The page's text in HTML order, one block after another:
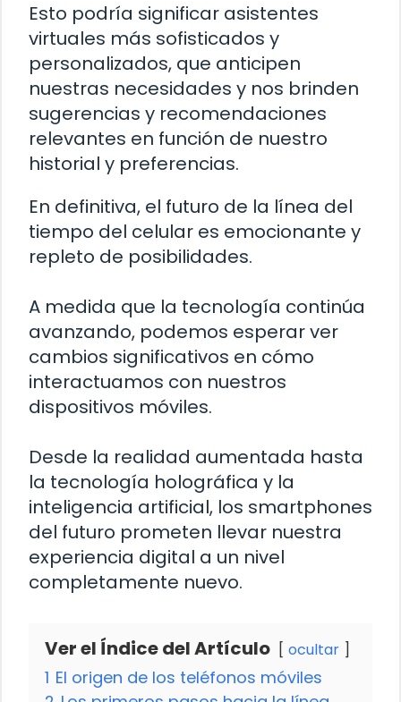
Esto podría significar asistentes
virtuales más sofisticados y
personalizados, que anticipen
nuestras necesidades y nos brinden
sugerencias y recomendaciones
relevantes en función de nuestro
historial y preferencias.
En definitiva, el futuro de la línea del
tiempo del celular es emocionante y
repleto de posibilidades.
A medida que la tecnología continúa
avanzando, podemos esperar ver
cambios significativos en cómo
interactuamos con nuestros
dispositivos móviles.
Desde la realidad aumentada hasta
la tecnología holográfica y la
inteligencia artificial, los smartphones
del futuro prometen llevar nuestra
experiencia digital a un nivel
completamente nuevo.
Ver el Índice del Artículo ocultar
1 El origen de los teléfonos móviles